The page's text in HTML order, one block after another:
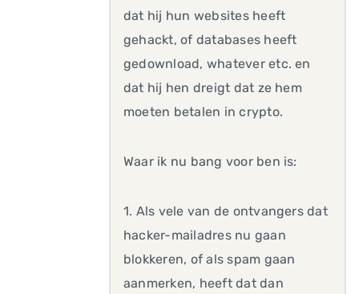
dat hij hun websites heeft
gehackt, of databases heeft
gedownload, whatever etc. en
dat hij hen dreigt dat ze hem
moeten betalen in crypto.
Waar ik nu bang voor ben is:
1. Als vele van de ontvangers dat
hacker-mailadres nu gaan
blokkeren, of als spam gaan
aanmerken, heeft dat dan